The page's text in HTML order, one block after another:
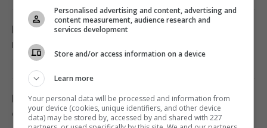
ШІ навчився створювати життєздатні
віруси, яких не існувало в природі, - NYT
14:08 субота, 08 серпня 2026
На якій плиті їжа смачніша – індукційній чи
електричній: яка "мотає" менше світла
Personalised advertising and content, advertising and
content measurement, audience research and
services development
Store and/or access information on a device
Learn more
Your personal data will be processed and information from
your device (cookies, unique identifiers, and other device
data) may be stored by, accessed by and shared with 227